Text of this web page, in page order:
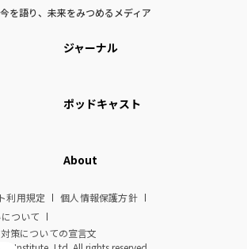
を語り、未来をみつめるメディア
ジャーナル
ポッドキャスト
About
利用規定
個人情報保護方針
ついて
策についての宣言文